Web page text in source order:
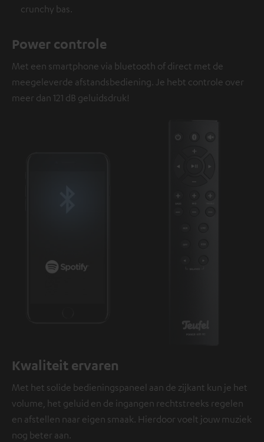
crunchy bas.
Power controle
Met een smartphone via bluetooth of direct met de
meegeleverde afstandsbediening. Je hebt controle over
meer dan 121 dB geluidsdruk!
Kwaliteit ervaren
Met het solide bedieningspaneel aan de zijkant kun je het
volume, het geluid en de ingangen rechtstreeks regelen
en afstellen naar eigen smaak. Hierdoor voelt jouw muziek
nog beter aan.